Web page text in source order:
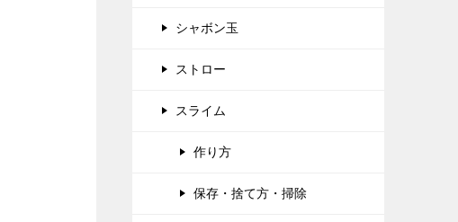
シャボン玉
ストロー
スライム
作り方
保存・捨て方・掃除